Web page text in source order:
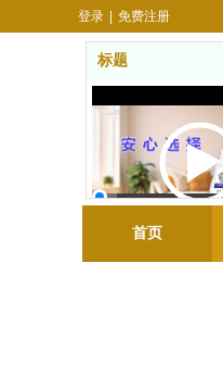
标题
首页
登录 免费注册